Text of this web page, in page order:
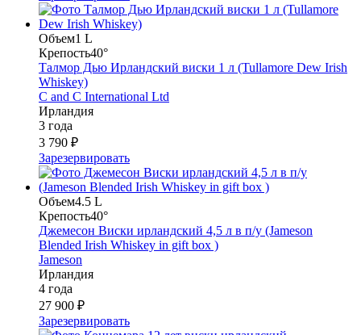
Объем1 L
Крепость40°
Талмор Дью Ирландский виски 1 л (Tullamore Dew Irish
Whiskey)
C and C International Ltd
Ирландия
3 года
3 790 ₽
Зарезервировать
Объем4.5 L
Крепость40°
Джемесон Виски ирландский 4,5 л в п/у (Jameson
Blended Irish Whiskey in gift box )
Jameson
Ирландия
4 года
27 900 ₽
Зарезервировать